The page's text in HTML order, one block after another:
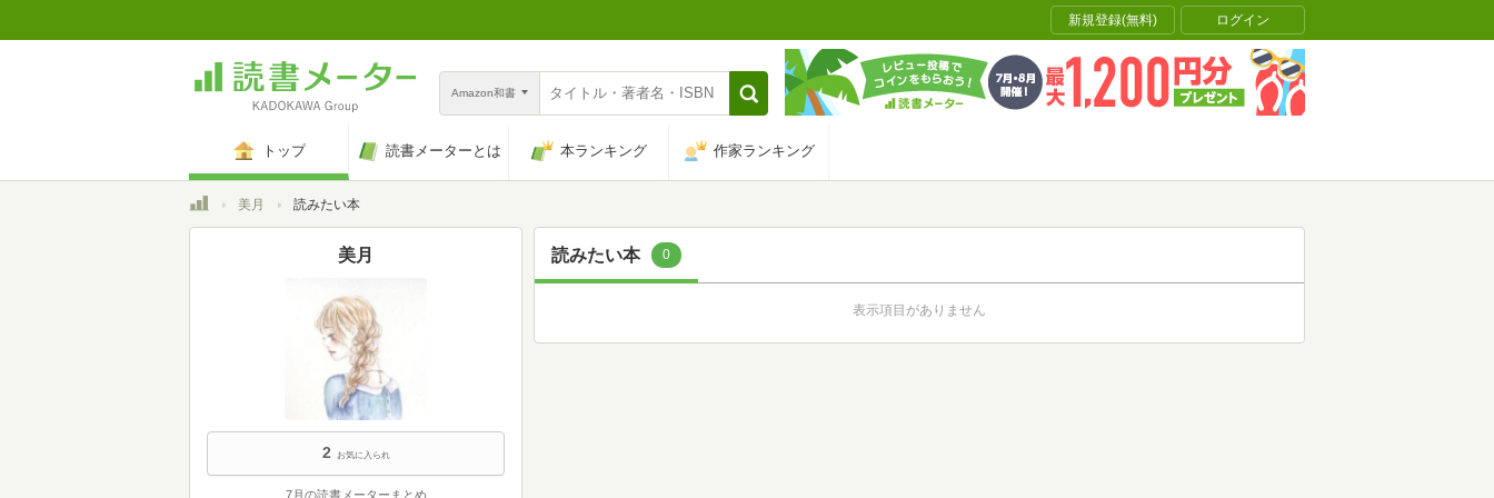
新規登録(無料) ログイン
Amazon和書
トップ 読書メーターとは 本ランキング 作家ランキング
トップ美月 読みたい本
読みたい本 0
表示項目がありません
美月
2 お気に入られ
7月の読書メーターまとめ